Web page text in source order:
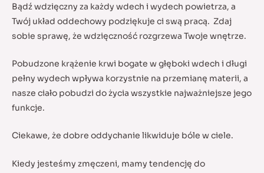
Bądź wdzięczny za każdy wdech i wydech powietrza, a
Twój układ oddechowy podziękuje ci swą pracą. Zdaj
sobie sprawę, że wdzięczność rozgrzewa Twoje wnętrze.
Pobudzone krążenie krwi bogate w głęboki wdech i długi
pełny wydech wpływa korzystnie na przemianę materii, a
nasze ciało pobudzi do życia wszystkie najważniejsze jego
funkcje.
Ciekawe, że dobre oddychanie likwiduje bóle w ciele.
Kiedy jesteśmy zmęczeni, mamy tendencję do